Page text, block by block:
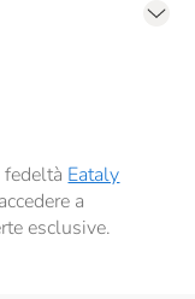
consenso prestato ai
fedeltà Eataly
a
esclusive.